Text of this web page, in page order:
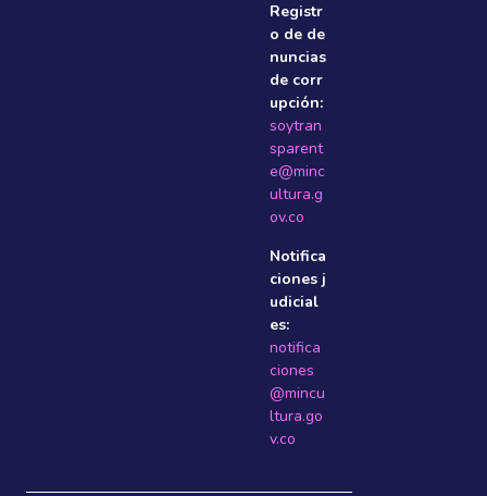
Registr
o de de
nuncias
de corr
upción:
soytran
sparent
e@minc
ultura.g
ov.co
Notifica
ciones j
udicial
es:
notifica
ciones
@mincu
ltura.go
v.co